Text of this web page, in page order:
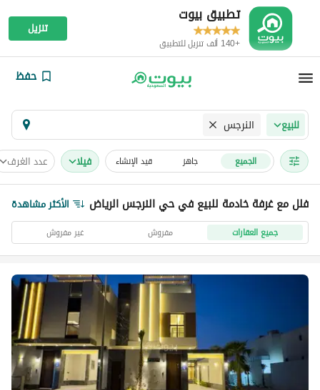
تطبيق بيوت
+140 ألف تنزيل للتطبيق
تنزيل
حفظ
للبيع النرجس
الجميع جاهز قيد الإنشاء فیلا عدد الغرف
فلل مع غرفة خادمة للبيع في حي النرجس الرياض الأكثر مشاهدة
جميع العقارات مفروش غير مفروش